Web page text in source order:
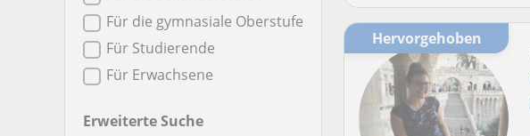
Für die gymnasiale Oberstufe
Für Studierende
Für Erwachsene
Erweiterte Suche
Hervorgehoben